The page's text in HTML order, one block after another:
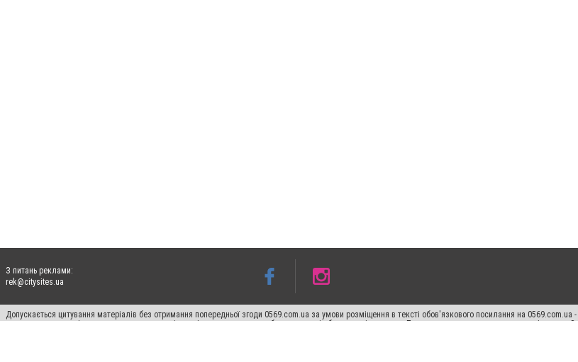
З питань реклами:
rek@citysites.ua
Допускається цитування матеріалів без отримання попередньої згоди 0569.com.ua за умови розміщення в тексті обов'язкового посилання на
пошукових систем гіперпосилання на цитовані статті не нижче другого абзацу в тексті або в якості джерела. Порушення виняткових прав переслідується